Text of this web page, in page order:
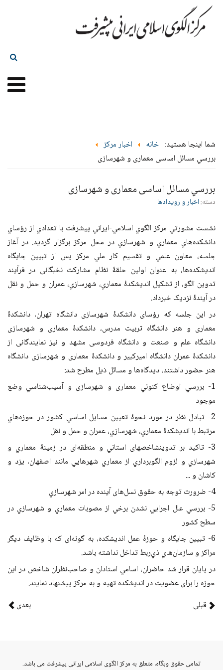
شما اینجا هستید: خانه
اخبار مرکز
بررسي مسائل اساسی معماری و شهرسازی
بررسي مسائل اساسی معماری و شهرسازی
دسته:اخبار و رویدادها
نشست مشورتي مركز الگوي اسلامي-ايراني پيشرفت با تعدادي از رؤساي
دانشكده‌هاي معماري و شهرسازي در محل مركز برگزار گرديد. در آغاز
جلسه، معاون علمي و تقسيم كار ملي مركز پس از تبيين جايگاه
اندیشکده‌ها، به عنوان اولین حلقۀ نظام مشارکت نخبگانی در فرآيند
تدوين الگو، از تشکیل انديشكدۀ معماري، شهرسازي، عمران و حمل و نقل
در آیندۀ نزدیک خبرداد.
در این جلسه که رؤسای دانشکدۀ شهرسازی دانشگاه تهران، دانشکدۀ
معماری و هنر دانشگاه تربیت مدرس، دانشکدۀ معماری و شهرسازی
دانشگاه علم و صنعت و دانشگاه فردوسی مشهد و نیز نمایندگانی از
دانشکدۀ عمران دانشگاه امیرکبیر و دانشکدۀ معماری و شهرسازی دانشگاه
هنر حضور داشتند، ديدگاه‌ها و مسائل ذيل مطرح شد:
1- بررسي اوضاع كنوني معماری و شهرسازی و آسيب‌شناسي وضع
موجود
2- تبادل نظر در مورد نحوۀ تعيين مسايل اساسي كشور در حوزه‌هاي
مرتبط با انديشكدۀ معماري، شهرسازي، عمران و حمل و نقل
3- تاكيد بر تدوينشاخص­های استاني و منطقه‌ای در زمينۀ معماري و
شهرسازي و لزوم الگوبرداري از معماري شهرهايي مانند اصفهان، يزد و
كاشان و ...
4- ضرورت توجه به حقوق نسل‌های آینده در امر شهرسازي
5- بررسي علل اجرایي نشدن برخي از مصوبات معماري و شهرسازي در
سطح كشور
6- تبیین جایگاه و حوزۀ عمل اندیشکده، به گونه‌ای که با وظایف دیگر
مراکز و سازمان‌هاي ذي‌ربط تداخل نداشته باشد.
در پايان قرار شد حاضران، اسامي استادان و صاحب‌نظران شاخص در اين
حوزه را برای عضویت در انديشكده تهيه و به مركز پیشنهاد نمایند.
قبلی
بعدی
vahidتمامی حقوق وبگاه، متعلق به مرکز الگوی اسلامی ایرانی پیشرفت می باشد.